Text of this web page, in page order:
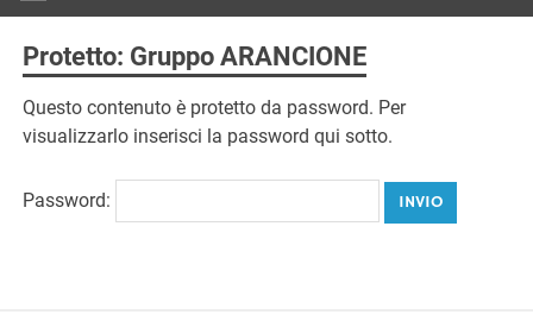
Protetto: Gruppo ARANCIONE
Questo contenuto è protetto da password. Per
visualizzarlo inserisci la password qui sotto.
Password: